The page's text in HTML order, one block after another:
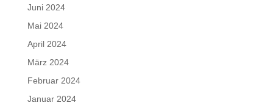
Juni 2024
Mai 2024
April 2024
März 2024
Februar 2024
Januar 2024